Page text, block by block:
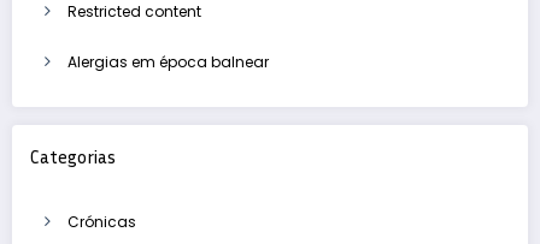
Restricted content
Alergias em época balnear
Categorias
Crónicas